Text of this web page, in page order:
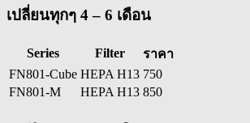
เปลี่ยนทุกๆ 4 – 6 เดือน
Series Filter
ราคา
FN801-Cube HEPA H13 750
FN801-M
HEPA H13 850